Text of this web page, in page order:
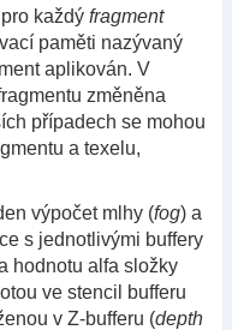
každý fragment
paměti nazývaný
aplikován. V
změněna
případech se mohou
a texelu,
výpočet mlhy (fog) a
s jednotlivými buffery
hodnotu alfa složky
ve stencil bufferu
v Z-bufferu (depth